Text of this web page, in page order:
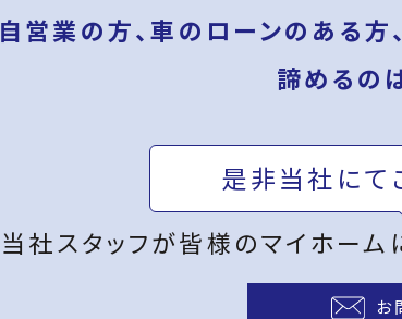
自営業の方、車のローンのある方
諦めるの
是非当社にて
当社スタッフが皆様のマイホーム
お